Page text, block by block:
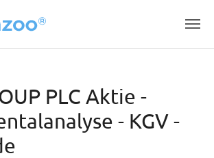
PLC Aktie -
- KGV -